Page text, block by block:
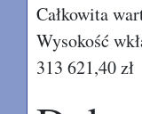
Całkowita
Wysokość
313 621,40 zł